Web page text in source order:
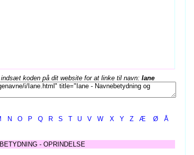
koden på dit website for at linke til navn: Iane
N O P Q R S T U V W X Y Z Æ Ø Å
- OPRINDELSE